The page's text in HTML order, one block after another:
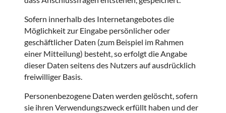
Sofern innerhalb des Internetangebotes die
Möglichkeit zur Eingabe persönlicher oder
geschäftlicher Daten (zum Beispiel im Rahmen
einer Mitteilung) besteht, so erfolgt die Angabe
dieser Daten seitens des Nutzers auf ausdrücklich
freiwilliger Basis.
Personenbezogene Daten werden gelöscht, sofern
sie ihren Verwendungszweck erfüllt haben und der